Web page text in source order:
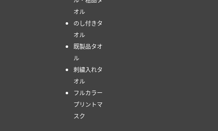
オル
のし付きタ
オル
既製品タオ
ル
刺繍入れタ
オル
フルカラー
プリントマ
スク